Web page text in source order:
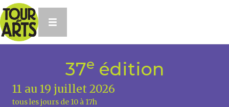
37e édition
11 au 19 juillet 2026
tous les jours de 10 à 17h